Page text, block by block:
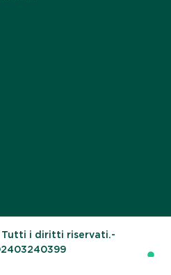
Tutti i diritti riservati.-